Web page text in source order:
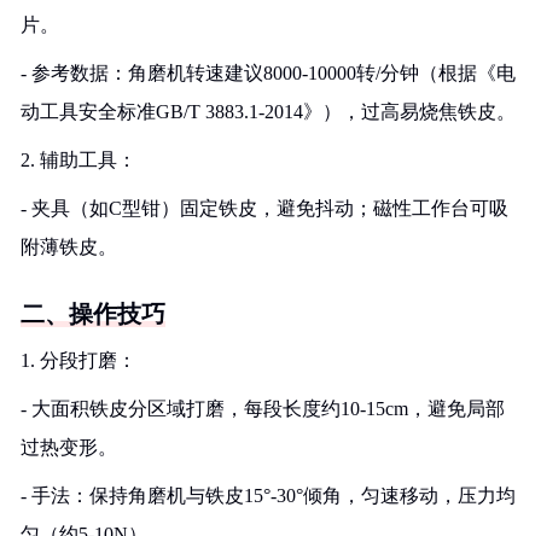
片。
- 参考数据：角磨机转速建议8000-10000转/分钟（根据《电
动工具安全标准GB/T 3883.1-2014》），过高易烧焦铁皮。
2. 辅助工具：
- 夹具（如C型钳）固定铁皮，避免抖动；磁性工作台可吸
附薄铁皮。
二、操作技巧
1. 分段打磨：
- 大面积铁皮分区域打磨，每段长度约10-15cm，避免局部
过热变形。
- 手法：保持角磨机与铁皮15°-30°倾角，匀速移动，压力均